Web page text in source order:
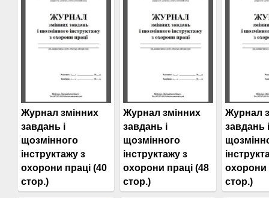
Журнал змінних
завдань і
щозмінного
інструктажу з
охорони праці (40
стор.)
Журнал змінних
завдань і
щозмінного
інструктажу з
охорони праці (48
стор.)
Журнал
завдань і
охорони
стор.)